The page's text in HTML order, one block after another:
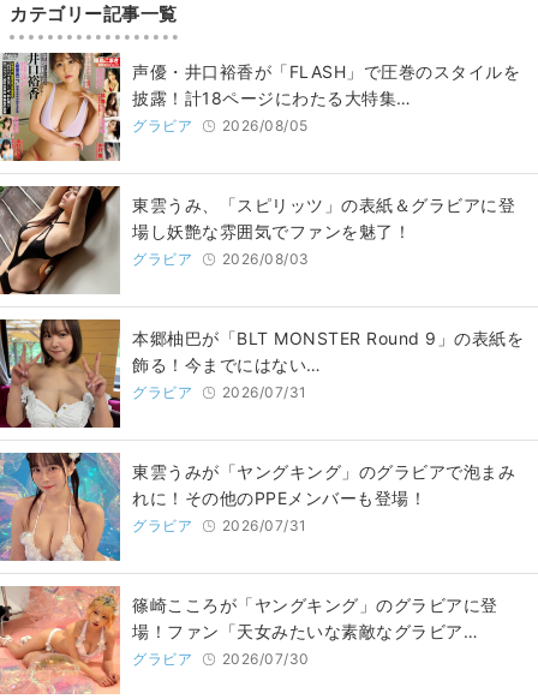
カテゴリー記事一覧
声優・井口裕香が「FLASH」で圧巻のスタイルを
披露！計18ページにわたる大特集…
グラビア 2026/08/05
東雲うみ、「スピリッツ」の表紙＆グラビアに登
場し妖艶な雰囲気でファンを魅了！
グラビア 2026/08/03
本郷柚巴が「BLT MONSTER Round 9」の表紙を
飾る！今までにはない…
グラビア 2026/07/31
東雲うみが「ヤングキング」のグラビアで泡まみ
れに！その他のPPEメンバーも登場！
グラビア 2026/07/31
篠崎こころが「ヤングキング」のグラビアに登
場！ファン「天女みたいな素敵なグラビア…
グラビア 2026/07/30